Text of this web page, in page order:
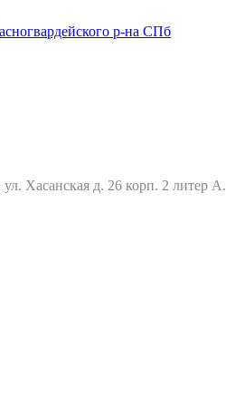
Хасанская д. 26 корп. 2 литер А.